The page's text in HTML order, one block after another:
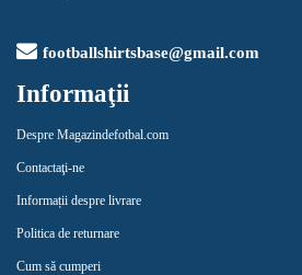
footballshirtsbase@gmail.com
Informaţii
Despre Magazindefotbal.com
Contactaţi-ne
Informații despre livrare
Politica de returnare
Cum să cumperi